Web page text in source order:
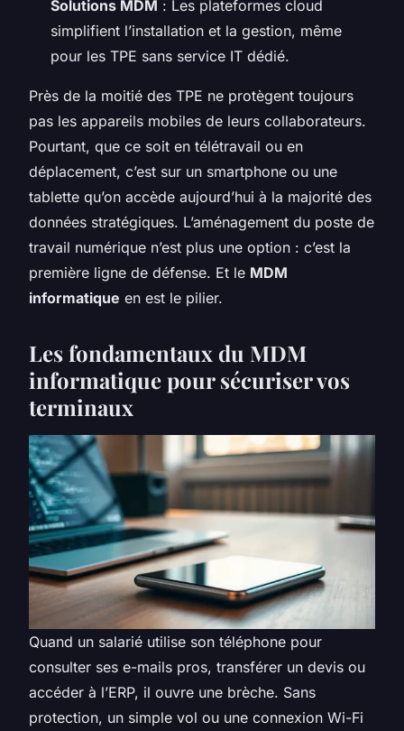
Solutions MDM : Les plateformes cloud
simplifient l’installation et la gestion, même
pour les TPE sans service IT dédié.
Près de la moitié des TPE ne protègent toujours
pas les appareils mobiles de leurs collaborateurs.
Pourtant, que ce soit en télétravail ou en
déplacement, c’est sur un smartphone ou une
tablette qu’on accède aujourd’hui à la majorité des
données stratégiques. L’aménagement du poste de
travail numérique n’est plus une option : c’est la
première ligne de défense. Et le MDM
informatique en est le pilier.
Les fondamentaux du MDM
informatique pour sécuriser vos
terminaux
Quand un salarié utilise son téléphone pour
consulter ses e-mails pros, transférer un devis ou
accéder à l’ERP, il ouvre une brèche. Sans
protection, un simple vol ou une connexion Wi-Fi